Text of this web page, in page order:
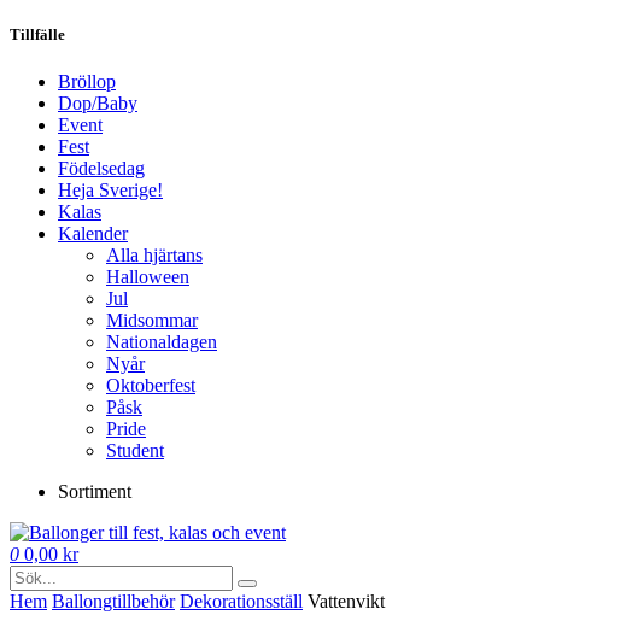
Tillfälle
Bröllop
Dop/Baby
Event
Fest
Födelsedag
Heja Sverige!
Kalas
Kalender
Alla hjärtans
Halloween
Jul
Midsommar
Nationaldagen
Nyår
Oktoberfest
Påsk
Pride
Student
Sortiment
0 0,00 kr
Hem Ballong­tillbehör Dekorationsställ Vattenvikt